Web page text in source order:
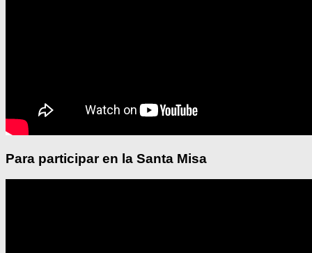
Para participar en la Santa Misa